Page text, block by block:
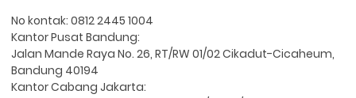
No kontak: 0812 2445 1004
Kantor Pusat Bandung:
Jalan Mande Raya No. 26, RT/RW 01/02 Cikadut-Cicaheum,
Bandung 40194
Kantor Cabang Jakarta: